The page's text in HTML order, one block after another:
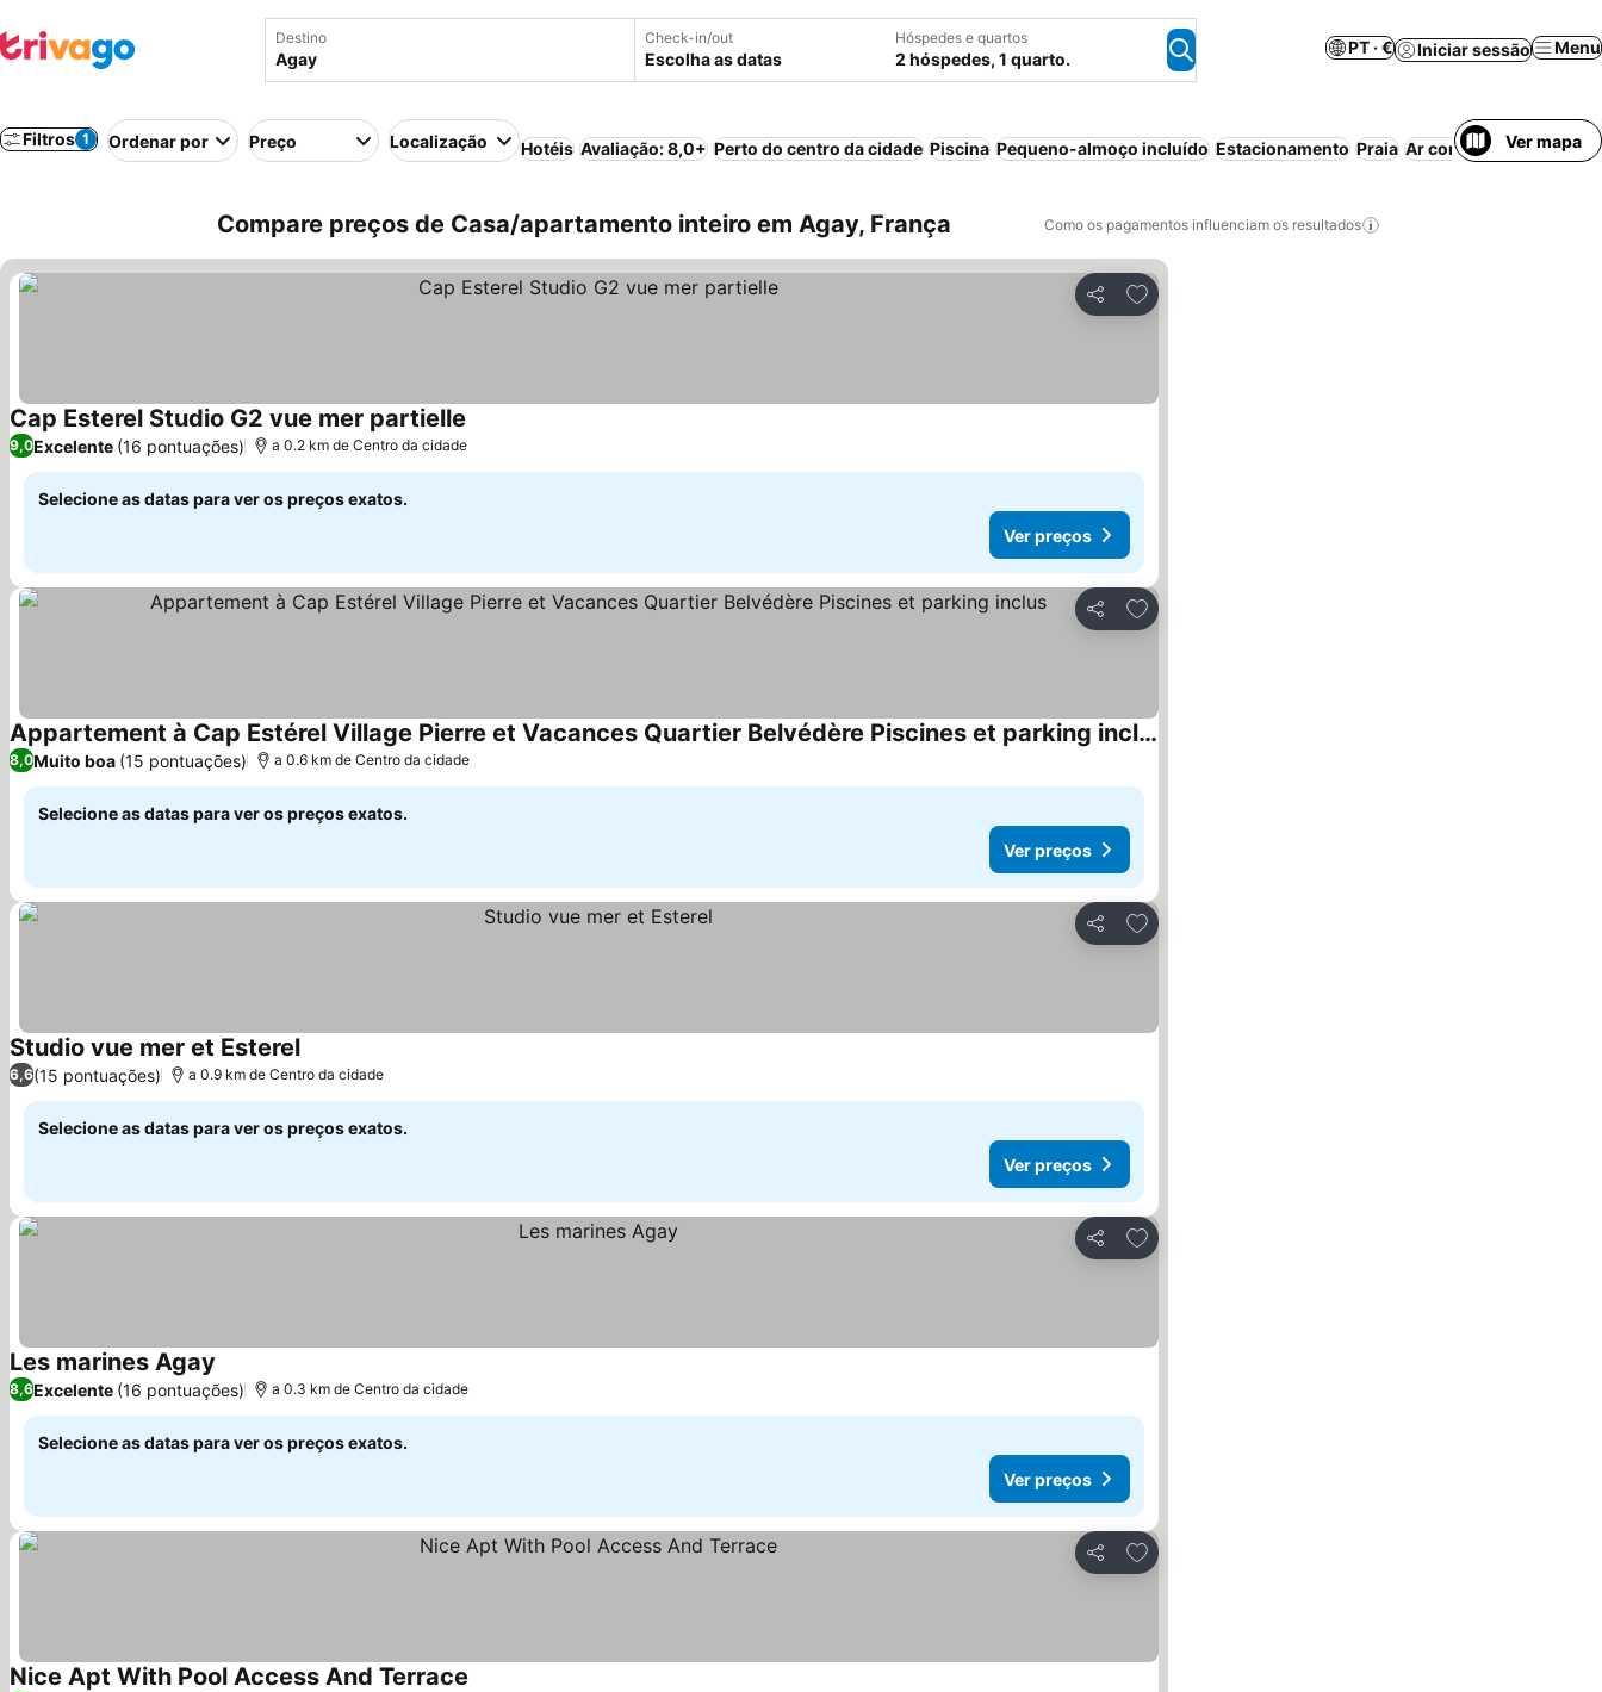
Destino Check-in/out
Escolha as datas
Hóspedes e quartos
2 hóspedes, 1 quarto.
PT · € Iniciar sessão Menu
Filtros 1 Ordenar por Preço Localização Hotéis Avaliação: 8,0+ Perto do centro da cidade Piscina Pequeno-almoço incluído Estacionamento Praia Ar condicionado Casa/
Ver mapa
Compare preços de Casa/apartamento inteiro em Agay, França Como os pagamentos influenciam os resultados
Partilhar
Adicionar aos favoritos
Cap Esterel Studio G2 vue mer partielle
9,0Excelente (16 pontuações) a 0.2 km de Centro da cidade
Selecione as datas para ver os preços exatos.
Ver preços
Partilhar
Adicionar aos favoritos
Appartement à Cap Estérel Village Pierre et Vacances Quartier Belvédère Piscines et parking inclus
Ver preços
8,0Muito boa (15 pontuações) a 0.6 km de Centro da cidade
Selecione as datas para ver os preços exatos.
Ver preços
Partilhar
Adicionar aos favoritos
Studio vue mer et EsterelVer preços
6,6(15 pontuações) a 0.9 km de Centro da cidade
Selecione as datas para ver os preços exatos.
Ver preços
Partilhar
Adicionar aos favoritos
Les marines Agay Ver preços
8,6Excelente (16 pontuações) a 0.3 km de Centro da cidade
Selecione as datas para ver os preços exatos.
Ver preços
Partilhar
Adicionar aos favoritos
Nice Apt With Pool Access And Terrace